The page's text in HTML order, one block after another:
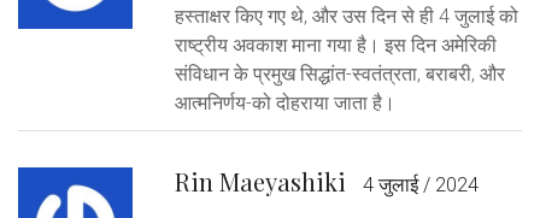
हस्ताक्षर किए गए थे, और उस दिन से ही 4 जुलाई को
राष्ट्रीय अवकाश माना गया है। इस दिन अमेरिकी
संविधान के प्रमुख सिद्धांत-स्वतंत्रता, बराबरी, और
आत्मनिर्णय-को दोहराया जाता है।
Rin Maeyashiki 4 जुलाई / 2024